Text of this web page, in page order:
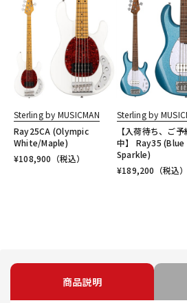
Sterling by MUSICMAN
Ray25CA (Olympic
White/Maple)
¥108,900 （税込）
Sterling by
【入荷待ち、ご
中】 Ray35 (Blue
Sparkle)
¥189,200 （税込）
商品説明